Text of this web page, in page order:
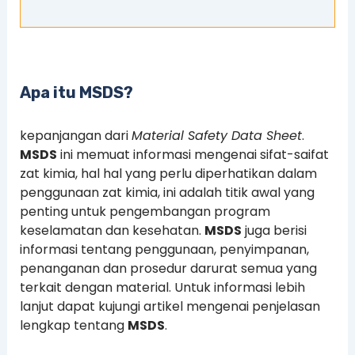
Apa itu MSDS?
kepanjangan dariMaterial Safety Data Sheet.
MSDS ini memuat informasi mengenai sifat-saifat
zat kimia, hal hal yang perlu diperhatikan dalam
penggunaan zat kimia, ini adalah titik awal yang
penting untuk pengembangan program
keselamatan dan kesehatan. MSDS juga berisi
informasi tentang penggunaan, penyimpanan,
penanganan dan prosedur darurat semua yang
terkait dengan material. Untuk informasi lebih
lanjut dapat kujungi artikel mengenai penjelasan
lengkap tentang MSDS.